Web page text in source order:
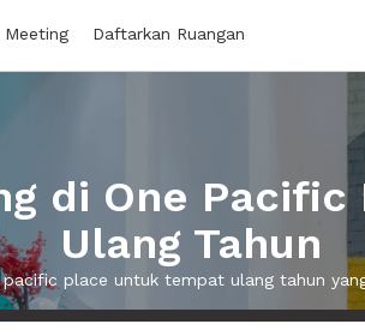
Meeting Daftarkan Ruangan
di One
Ulang Tahun
place untuk tempat ulang tahun